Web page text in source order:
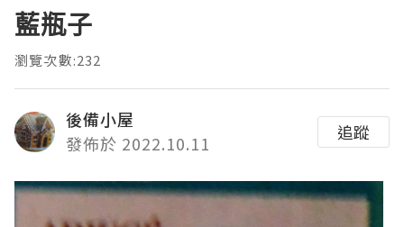
藍瓶子
瀏覽次數:232
後備小屋
發佈於 2022.10.11
追蹤